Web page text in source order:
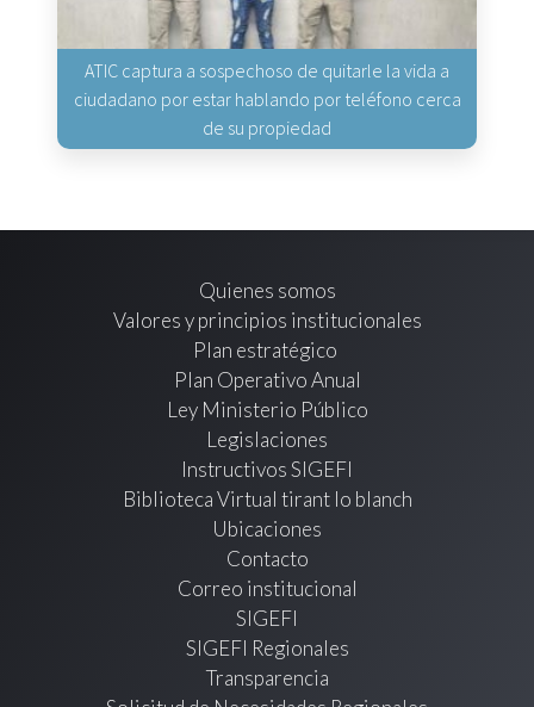
ATIC captura a sospechoso de quitarle la vida a
ciudadano por estar hablando por teléfono cerca
de su propiedad
Quienes somos
Valores y principios institucionales
Plan estratégico
Plan Operativo Anual
Ley Ministerio Público
Legislaciones
Instructivos SIGEFI
Biblioteca Virtual tirant lo blanch
Ubicaciones
Contacto
Correo institucional
SIGEFI
SIGEFI Regionales
Transparencia